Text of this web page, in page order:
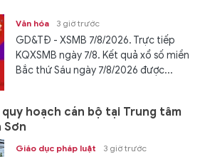
Văn hóa 3 giờ trước
GD&TĐ - XSMB 7/8/2026. Trực tiếp
KQXSMB ngày 7/8. Kết quả xổ số miền
Bắc thứ Sáu ngày 7/8/2026 được...
hoạch cán bộ tại Trung tâm
Sơn
Giáo dục pháp luật 3 giờ trước